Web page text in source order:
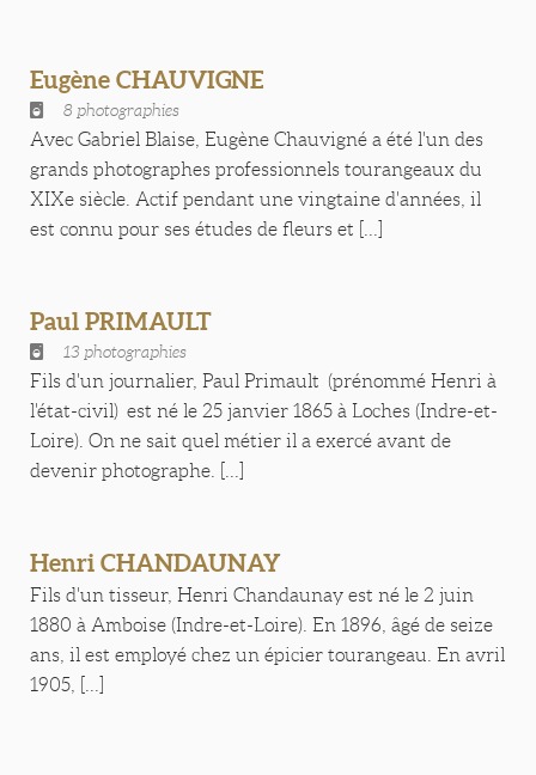
Eugène CHAUVIGNE
8 photographies
Avec Gabriel Blaise, Eugène Chauvigné a été l'un des
grands photographes professionnels tourangeaux du
XIXe siècle. Actif pendant une vingtaine d'années, il
est connu pour ses études de fleurs et [...]
Paul PRIMAULT
13 photographies
Fils d'un journalier, Paul Primault (prénommé Henri à
l'état-civil) est né le 25 janvier 1865 à Loches (Indre-et-
Loire). On ne sait quel métier il a exercé avant de
devenir photographe. [...]
Henri CHANDAUNAY
Fils d'un tisseur, Henri Chandaunay est né le 2 juin
1880 à Amboise (Indre-et-Loire). En 1896, âgé de seize
ans, il est employé chez un épicier tourangeau. En avril
1905, [...]